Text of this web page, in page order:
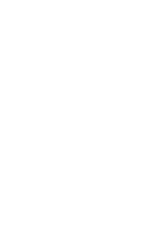
4.95 de 5, 81 reseñas